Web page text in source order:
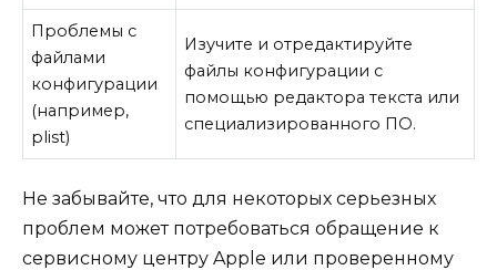
Проблемы с
файлами
конфигурации
(например,
plist)
Изучите и отредактируйте
файлы конфигурации с
помощью редактора текста или
специализированного ПО.
Не забывайте, что для некоторых серьезных
проблем может потребоваться обращение к
сервисному центру Apple или проверенному